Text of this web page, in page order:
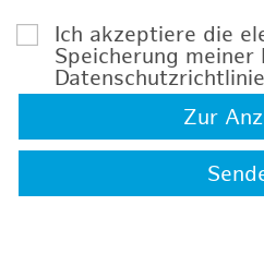
Ich akzeptiere die
Speicherung
Zur